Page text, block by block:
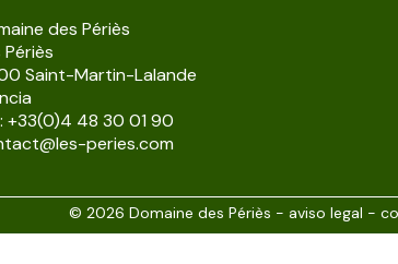
des Périès
Périès
Saint-Martin-Lalande
+33(0)4 48 30 01 90
peries.com
© 2026 Domaine des Périès - aviso legal -